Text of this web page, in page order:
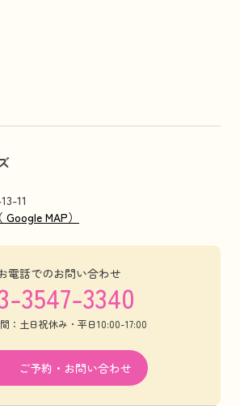
11
（ Google MAP）
電話でのお問い合わせ
3547-3340
：土日祝休み・平日10:00-17:00
ご予約・お問い合わせ